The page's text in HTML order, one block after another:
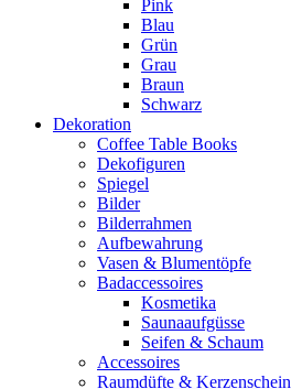
Pink
Blau
Grün
Grau
Braun
Schwarz
Dekoration
Coffee Table Books
Dekofiguren
Spiegel
Bilder
Bilderrahmen
Aufbewahrung
Vasen & Blumentöpfe
Badaccessoires
Kosmetika
Saunaaufgüsse
Seifen & Schaum
Accessoires
Raumdüfte & Kerzenschein